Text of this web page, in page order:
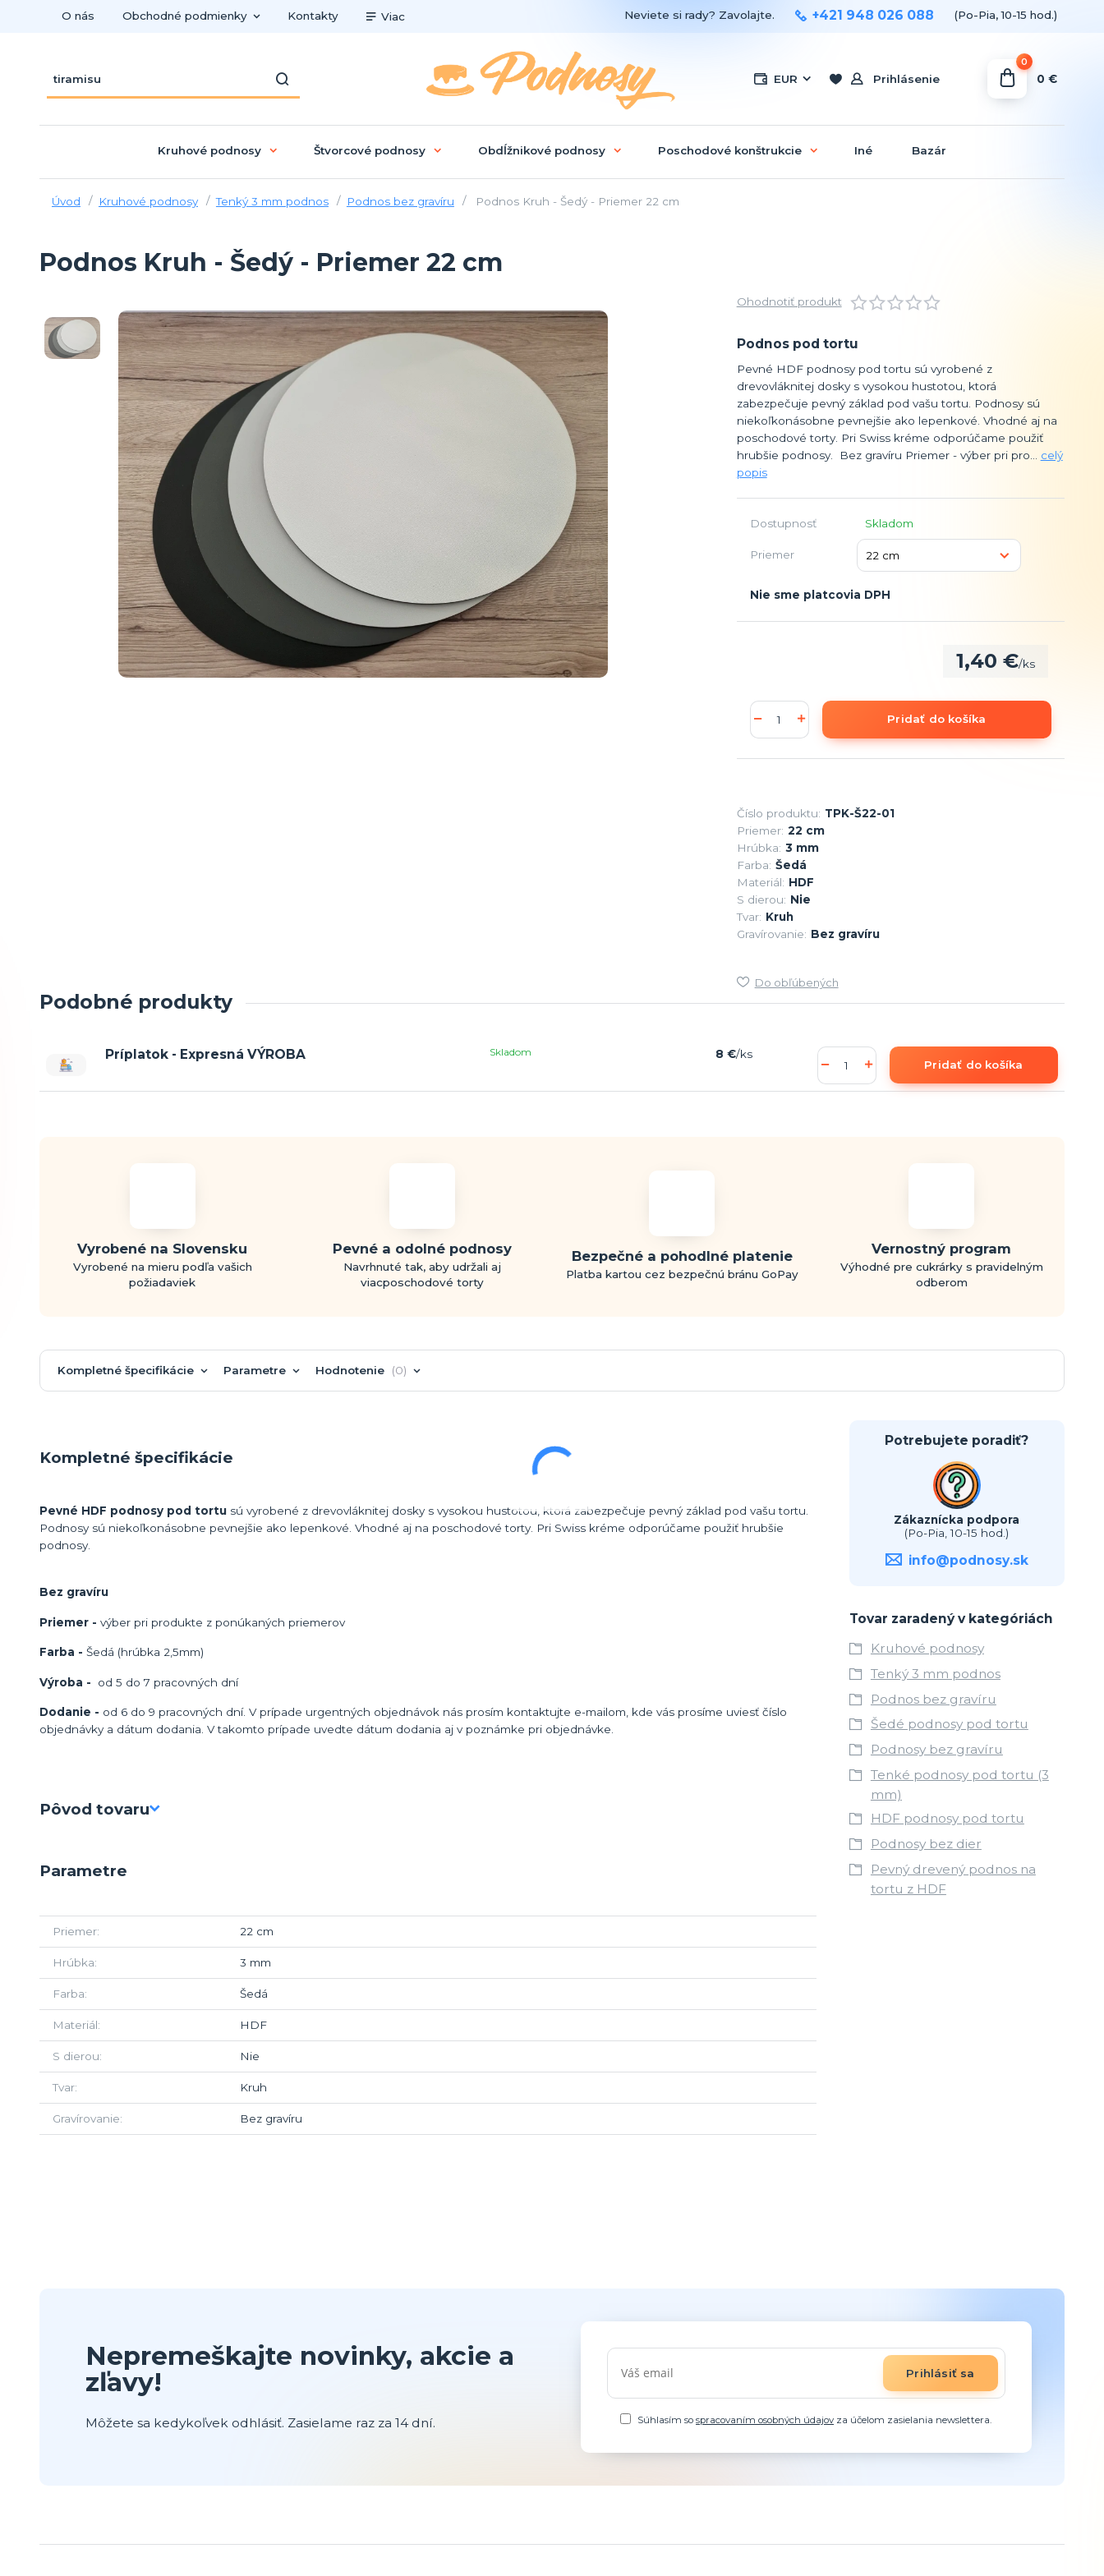
O nás Obchodné podmienky Kontakty Viac
EUR Prihlásenie
Neviete si rady? Zavolajte. +421 948 026 088 (Po-Pia, 10-15 hod.)
0
0 €
Kruhové podnosy Štvorcové podnosy Obdĺžnikové podnosy Poschodové konštrukcie Iné Bazár
Úvod Kruhové podnosy Tenký 3 mm podnos Podnos bez gravíru Podnos Kruh - Šedý - Priemer 22 cm
Podnos Kruh - Šedý - Priemer 22 cm
Ohodnotiť produkt
Podnos pod tortu
Pevné HDF podnosy pod tortu sú vyrobené z
drevovláknitej dosky s vysokou hustotou, ktorá
zabezpečuje pevný základ pod vašu tortu. Podnosy sú
niekoľkonásobne pevnejšie ako lepenkové. Vhodné aj na
poschodové torty. Pri Swiss kréme odporúčame použiť
hrubšie podnosy. Bez gravíru Priemer - výber pri pro... celý
popis
Dostupnosť Skladom
Priemer
Nie sme platcovia DPH
1,40 €/ks
Pridať do košíka
Číslo produktu: TPK-Š22-01
Priemer: 22 cm
Hrúbka: 3 mm
Farba: Šedá
Materiál: HDF
S dierou: Nie
Tvar: Kruh
Gravírovanie: Bez gravíru
Do obľúbených
Podobné produkty
Príplatok - Expresná VÝROBA 8 €/ks
Skladom
Pridať do košíka
Vyrobené na Slovensku
Vyrobené na mieru podľa vašich
požiadaviek
Pevné a odolné podnosy
Navrhnuté tak, aby udržali aj
viacposchodové torty
Bezpečné a pohodlné platenie
Platba kartou cez bezpečnú bránu GoPay
Vernostný program
Výhodné pre cukrárky s pravidelným
odberom
Kompletné špecifikácie Parametre Hodnotenie 0
Kompletné špecifikácie
Pevné HDF podnosy pod tortu sú vyrobené z drevovláknitej dosky s vysokou hustotou, ktorá zabezpečuje pevný základ pod vašu tortu.
Podnosy sú niekoľkonásobne pevnejšie ako lepenkové. Vhodné aj na poschodové torty. Pri Swiss kréme odporúčame použiť hrubšie
podnosy.
Bez gravíru
Priemer - výber pri produkte z ponúkaných priemerov
Farba - Šedá (hrúbka 2,5mm)
Výroba - od 5 do 7 pracovných dní
Dodanie - od 6 do 9 pracovných dní. V prípade urgentných objednávok nás prosím kontaktujte e-mailom, kde vás prosíme uviesť číslo
objednávky a dátum dodania. V takomto prípade uvedte dátum dodania aj v poznámke pri objednávke.
Pôvod tovaru
Parametre
Priemer 22 cm
Hrúbka 3 mm
Farba Šedá
Materiál HDF
S dierou Nie
Tvar Kruh
Gravírovanie Bez gravíru
Potrebujete poradiť?
Zákaznícka podpora
(Po-Pia, 10-15 hod.)
info@podnosy.sk
Tovar zaradený v kategóriách
Kruhové podnosy
Tenký 3 mm podnos
Podnos bez gravíru
Šedé podnosy pod tortu
Podnosy bez gravíru
Tenké podnosy pod tortu (3
mm)
HDF podnosy pod tortu
Podnosy bez dier
Pevný drevený podnos na
tortu z HDF
Nepremeškajte novinky, akcie a
zľavy!
Môžete sa kedykoľvek odhlásiť. Zasielame raz za 14 dní.
Prihlásiť sa
Súhlasím sospracovaním osobných údajov za účelom zasielania newslettera.